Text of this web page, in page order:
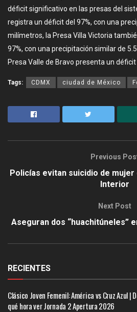
déficit significativo en las presas del
registra un déficit del 97%, con una
milímetros, la Presa Villa Victoria
97%, con una precipitación similar de
Presa Valle de Bravo presenta un déficit
Tags: CDMX ciudad de México
Previous
Policías evitan suicidio de
Interior
Next Post
Aseguran dos “huachitúneles”
RECIENTES
Clásico Joven Femenil: América vs Cruz Azul |
qué hora ver Jornada 2 Apertura 2026